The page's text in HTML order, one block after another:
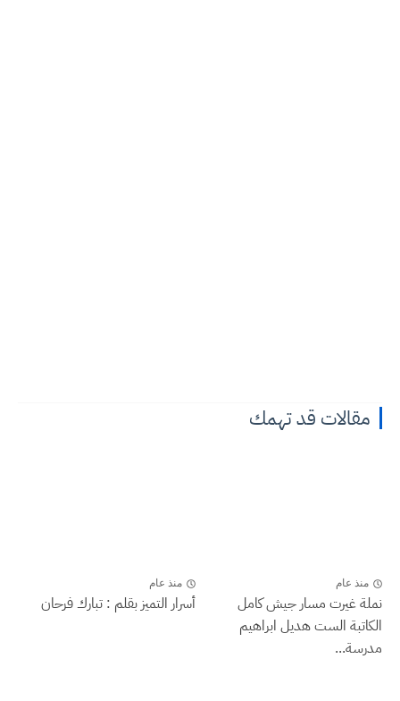
مقالات قد تهمك
منذ عام
نملة غيرت مسار جيش كامل
الكاتبة الست هديل ابراهيم
مدرسة...
منذ عام
أسرار التميز بقلم : تبارك فرحان